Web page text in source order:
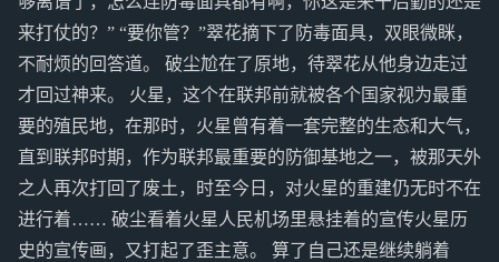
来打仗的？” “要你管？”翠花摘下了防毒面具，双眼微眯，
不耐烦的回答道。 破尘尬在了原地，待翠花从他身边走过
才回过神来。 火星，这个在联邦前就被各个国家视为最重
要的殖民地，在那时，火星曾有着一套完整的生态和大气，
直到联邦时期，作为联邦最重要的防御基地之一，被那天外
之人再次打回了废土，时至今日，对火星的重建仍无时不在
进行着…… 破尘看着火星人民机场里悬挂着的宣传火星历
史的宣传画，又打起了歪主意。 算了自己还是继续躺着